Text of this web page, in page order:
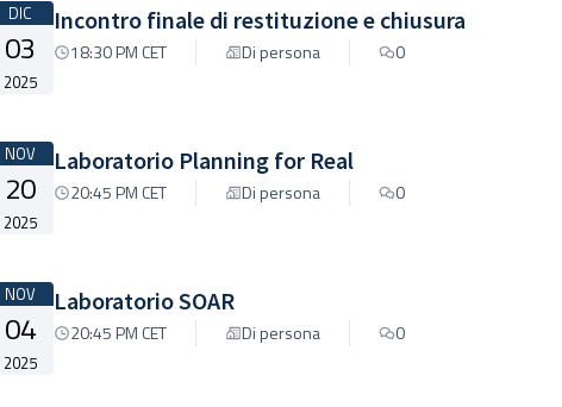
DIC
03
2025
Incontro finale di restituzione e chiusura
18:30 PM CET Di persona 0
NOV
20
2025
Laboratorio Planning for Real
20:45 PM CET Di persona 0
NOV
04
2025
Laboratorio SOAR
20:45 PM CET Di persona 0